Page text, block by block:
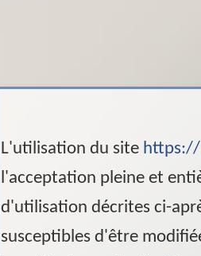
L'utilisation du site https://
l'acceptation pleine et
d'utilisation décrites ci-
susceptibles d'être